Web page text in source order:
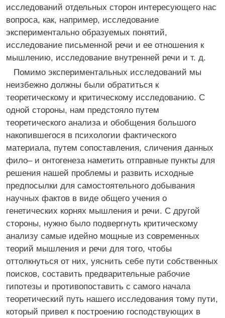
исследований отдельных сторон интересующего нас
вопроса, как, например, исследование
экспериментально образуемых понятий,
исследование письменной речи и ее отношения к
мышлению, исследование внутренней речи и т. д.
Помимо экспериментальных исследований мы
неизбежно должны были обратиться к
теоретическому и критическому исследованию. С
одной стороны, нам предстояло путем
теоретического анализа и обобщения большого
накопившегося в психологии фактического
материала, путем сопоставления, сличения данных
фило– и онтогенеза наметить отправные пункты для
решения нашей проблемы и развить исходные
предпосылки для самостоятельного добывания
научных фактов в виде общего учения о
генетических корнях мышления и речи. С другой
стороны, нужно было подвергнуть критическому
анализу самые идейно мощные из современных
теорий мышления и речи для того, чтобы
оттолкнуться от них, уяснить себе пути собственных
поисков, составить предварительные рабочие
гипотезы и противопоставить с самого начала
теоретический путь нашего исследования тому пути,
который привел к построению господствующих в